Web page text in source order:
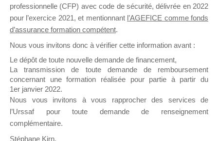
Ce groupe est destiné aux Organismes de
Formation qui souhaitent répondre à l’Appel à
Propositions Mallette du Dirigeant.
Ce groupe propose un forum dédié au support
sur lequel il est possible de laisser un message
ou poser une question.
NB : Il est nécessaire d’être
pouvoir rejoindre ce groupe
professionnelle (CFP) avec code de sécurité, délivrée en 2022
pour l’exercice 2021, et mentionnant l’AGEFICE comme fonds
d’assurance formation compétent.
Nous vous invitons donc à vérifier cette information avant :
Le dépôt de toute nouvelle demande de financement,
La transmission de toute demande de remboursement
concernant une formation réalisée pour partie à partir du
1er janvier 2022.
Nous vous invitons à vous rapprocher des services de
l’Urssaf pour toute demande de renseignement
complémentaire.
Stéphane Kirn,